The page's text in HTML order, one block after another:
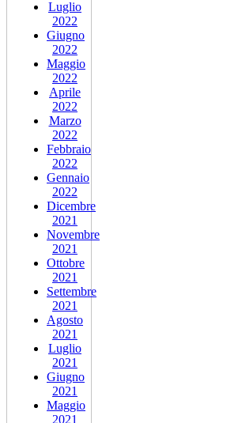
Luglio
2022
Giugno
2022
Maggio
2022
Aprile
2022
Marzo
2022
Febbraio
2022
Gennaio
2022
Dicembre
2021
Novembre
2021
Ottobre
2021
Settembre
2021
Agosto
2021
Luglio
2021
Giugno
2021
Maggio
2021